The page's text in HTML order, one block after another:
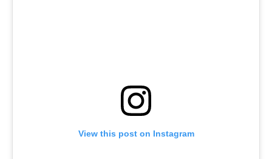
View this post on Instagram